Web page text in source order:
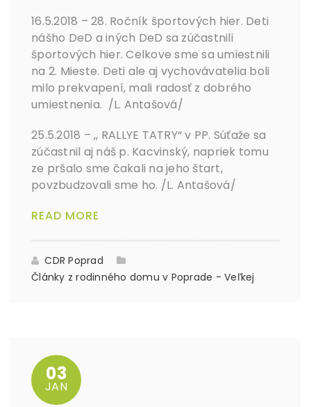
16.5.2018 – 28. Ročník športových hier. Deti
nášho DeD a iných DeD sa zúčastnili
športových hier. Celkove sme sa umiestnili
na 2. Mieste. Deti ale aj vychovávatelia boli
milo prekvapení, mali radosť z dobrého
umiestnenia. /L. Antašová/
25.5.2018 – ,, RALLYE TATRY“ v PP. Súťaže sa
zúčastnil aj náš p. Kacvinský, napriek tomu
ze pršalo sme čakali na jeho štart,
povzbudzovali sme ho. /L. Antašová/
READ MORE
CDR Poprad
Články z rodinného domu v Poprade - Veľkej
03
JAN